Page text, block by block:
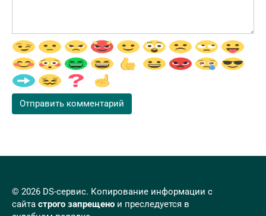
© 2026 DS-сервис. Копирование информации с
сайта строго запрещено и преследуется в